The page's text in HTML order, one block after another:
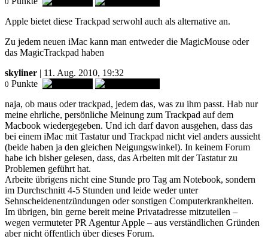
Apple bietet diese Trackpad serwohl auch als alternative an.
Zu jedem neuen iMac kann man entweder die MagicMouse oder
das MagicTrackpad haben
skyliner | 11. Aug. 2010, 19:32
0 Punkte
naja, ob maus oder trackpad, jedem das, was zu ihm passt. Hab nur
meine ehrliche, persönliche Meinung zum Trackpad auf dem
Macbook wiedergegeben. Und ich darf davon ausgehen, dass das
bei einem iMac mit Tastatur und Trackpad nicht viel anders aussieht
(beide haben ja den gleichen Neigungswinkel). In keinem Forum
habe ich bisher gelesen, dass, das Arbeiten mit der Tastatur zu
Problemen geführt hat.
Arbeite übrigens nicht eine Stunde pro Tag am Notebook, sondern
im Durchschnitt 4-5 Stunden und leide weder unter
Sehnscheidenentzündungen oder sonstigen Computerkrankheiten.
Im übrigen, bin gerne bereit meine Privatadresse mitzuteilen –
wegen vermuteter PR Agentur Apple – aus verständlichen Gründen
aber nicht öffentlich über dieses Forum.